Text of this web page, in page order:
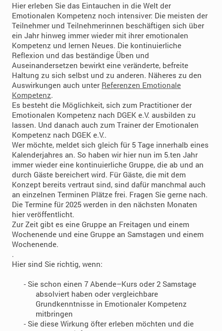
Hier erleben Sie das Eintauchen in die Welt der
Emotionalen Kompetenz noch intensiver: Die meisten der
Teilnehmer und Teilnehmerinnen beschäftigen sich über
ein Jahr hinweg immer wieder mit ihrer emotionalen
Kompetenz und lernen Neues. Die kontinuierliche
Reflexion und das beständige Üben und
Auseinandersetzen bewirkt eine veränderte, befreite
Haltung zu sich selbst und zu anderen. Näheres zu den
Auswirkungen auch unter Referenzen Emotionale
Kompetenz.
Es besteht die Möglichkeit, sich zum Practitioner der
Emotionalen Kompetenz nach DGEK e.V. ausbilden zu
lassen. Und danach auch zum Trainer der Emotionalen
Kompetenz nach DGEK e.V..
Wer möchte, meldet sich gleich für 5 Tage innerhalb eines
Kalenderjahres an. So haben wir hier nun im 5.ten Jahr
immer wieder eine kontinuierliche Gruppe, die ab und an
durch Gäste bereichert wird. Für Gäste, die mit dem
Konzept bereits vertraut sind, sind dafür manchmal auch
an einzelnen Terminen Plätze frei. Fragen Sie gerne nach.
Die Termine für 2025 werden in den nächsten Monaten
hier veröffentlicht.
Zur Zeit gibt es eine Gruppe an Freitagen und einem
Wochenende und eine Gruppe an Samstagen und einem
Wochenende.
.
Hier sind Sie richtig, wenn:
- Sie schon einen 7 Abende–Kurs oder 2 Samstage
absolviert haben oder vergleichbare
Grundkenntnisse in Emotionaler Kompetenz
mitbringen
- Sie diese Wirkung öfter erleben möchten und die